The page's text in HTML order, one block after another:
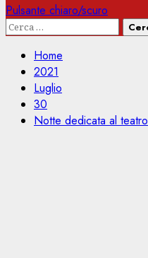
Pulsante chiaro/scuro
Ricerca
Home
2021
Luglio
30
Notte dedicata al teatro